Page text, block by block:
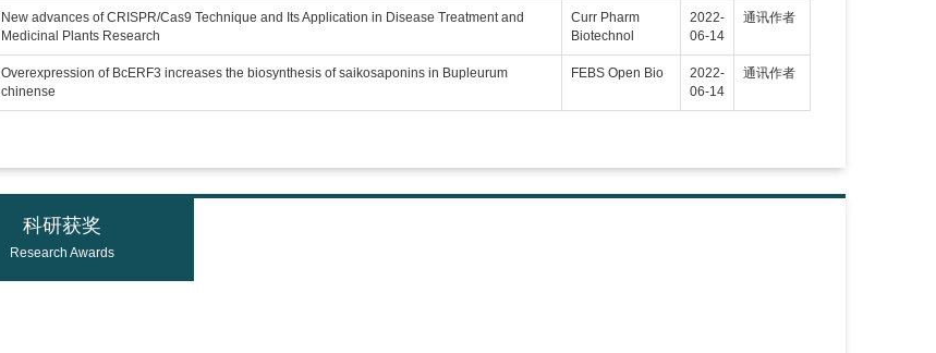
New advances of CRISPR/Cas9 Technique and Its Application in Disease Treatment and
Medicinal Plants Research
Curr Pharm
Biotechnol
2022-
06-14
通讯作者
Overexpression of BcERF3 increases the biosynthesis of saikosaponins in Bupleurum
chinense
FEBS Open Bio
2022-
06-14
通讯作者
科研获奖
Research Awards